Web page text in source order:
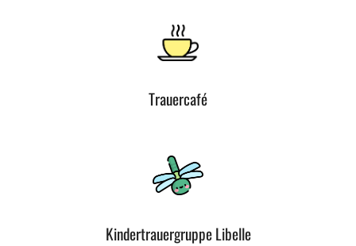
Trauercafé
Kindertrauergruppe Libelle